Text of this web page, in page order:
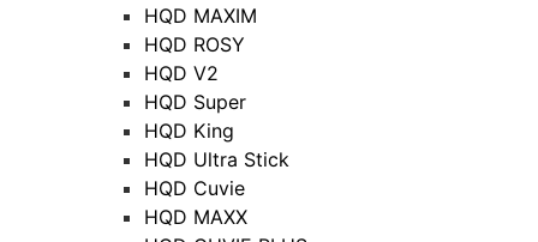
HQD MAXIM
HQD ROSY
HQD V2
HQD Super
HQD King
HQD Ultra Stick
HQD Cuvie
HQD MAXX